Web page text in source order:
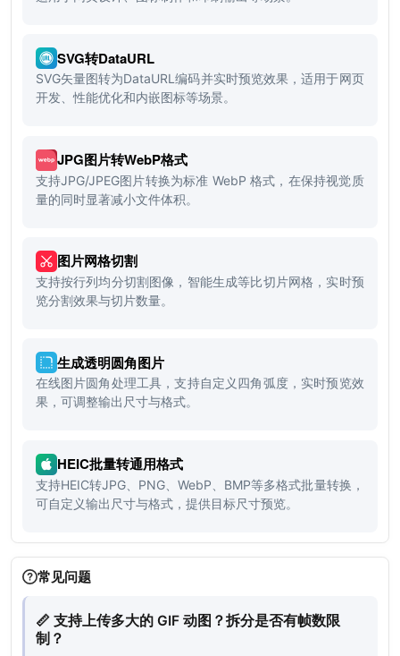
SVG转DataURL
SVG矢量图转为DataURL编码并实时预览效果，适用于网页
开发、性能优化和内嵌图标等场景。
JPG图片转WebP格式
支持JPG/JPEG图片转换为标准 WebP 格式，在保持视觉质
量的同时显著减小文件体积。
图片网格切割
支持按行列均分切割图像，智能生成等比切片网格，实时预
览分割效果与切片数量。
生成透明圆角图片
在线图片圆角处理工具，支持自定义四角弧度，实时预览效
果，可调整输出尺寸与格式。
HEIC批量转通用格式
支持HEIC转JPG、PNG、WebP、BMP等多格式批量转换，
可自定义输出尺寸与格式，提供目标尺寸预览。
常见问题
📏 支持上传多大的 GIF 动图？拆分是否有帧数限
制？